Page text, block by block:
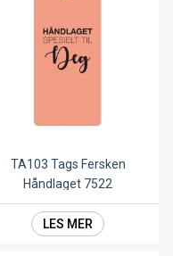
TA103 Tags Fersken
Håndlaget 7522
LES MER